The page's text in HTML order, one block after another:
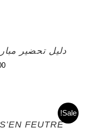
دليل تحضير
Sale!
FEUTRE